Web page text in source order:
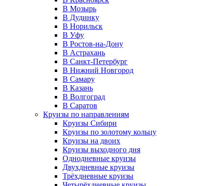
В Мозырь
В Дудинку
В Норильск
В Уфу
В Ростов-на-Дону
В Астрахань
В Санкт-Петербург
В Нижний Новгород
В Самару
В Казань
В Волгоград
В Саратов
Круизы по направлениям
Круизы Сибири
Круизы по золотому кольцу
Круизы на двоих
Круизы выходного дня
Однодневные круизы
Двухдневные круизы
Трёхдневные круизы